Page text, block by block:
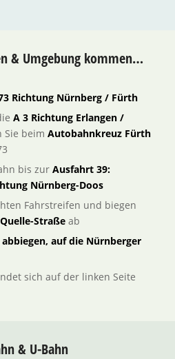
& Umgebung kommen…
Richtung Nürnberg / Fürth
A 3 Richtung Erlangen /
Sie beim Autobahnkreuz Fürth
bis zur Ausfahrt 39:
Nürnberg-Doos
Fahrstreifen und biegen
Straße ab
abbiegen, auf die Nürnberger
sich auf der linken Seite
& U-Bahn